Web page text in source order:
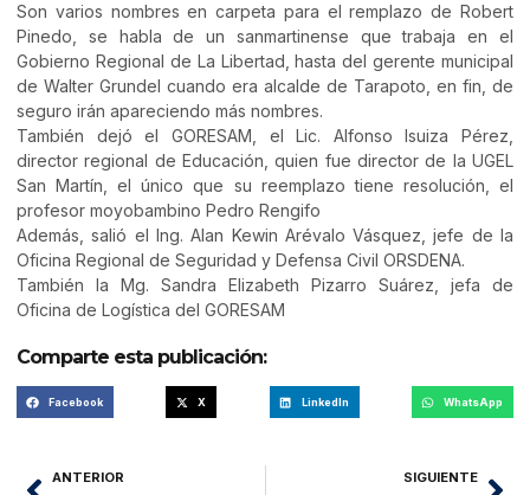
Son varios nombres en carpeta para el remplazo de Robert
Pinedo, se habla de un sanmartinense que trabaja en el
Gobierno Regional de La Libertad, hasta del gerente municipal
de Walter Grundel cuando era alcalde de Tarapoto, en fin, de
seguro irán apareciendo más nombres.
También dejó el GORESAM, el Lic. Alfonso Isuiza Pérez,
director regional de Educación, quien fue director de la UGEL
San Martín, el único que su reemplazo tiene resolución, el
profesor moyobambino Pedro Rengifo
Además, salió el Ing. Alan Kewin Arévalo Vásquez, jefe de la
Oficina Regional de Seguridad y Defensa Civil ORSDENA.
También la Mg. Sandra Elizabeth Pizarro Suárez, jefa de
Oficina de Logística del GORESAM
Comparte esta publicación:
Facebook X LinkedIn WhatsApp
ANTERIOR SIGUIENTE